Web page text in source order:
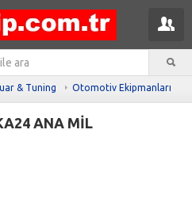
& Tuning Otomotiv Ekipmanları
ANA MİL